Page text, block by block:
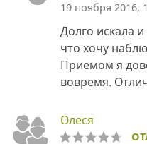
19 ноября 2016,
Долго искала
что хочу
Приемом я
вовремя.
Олеся